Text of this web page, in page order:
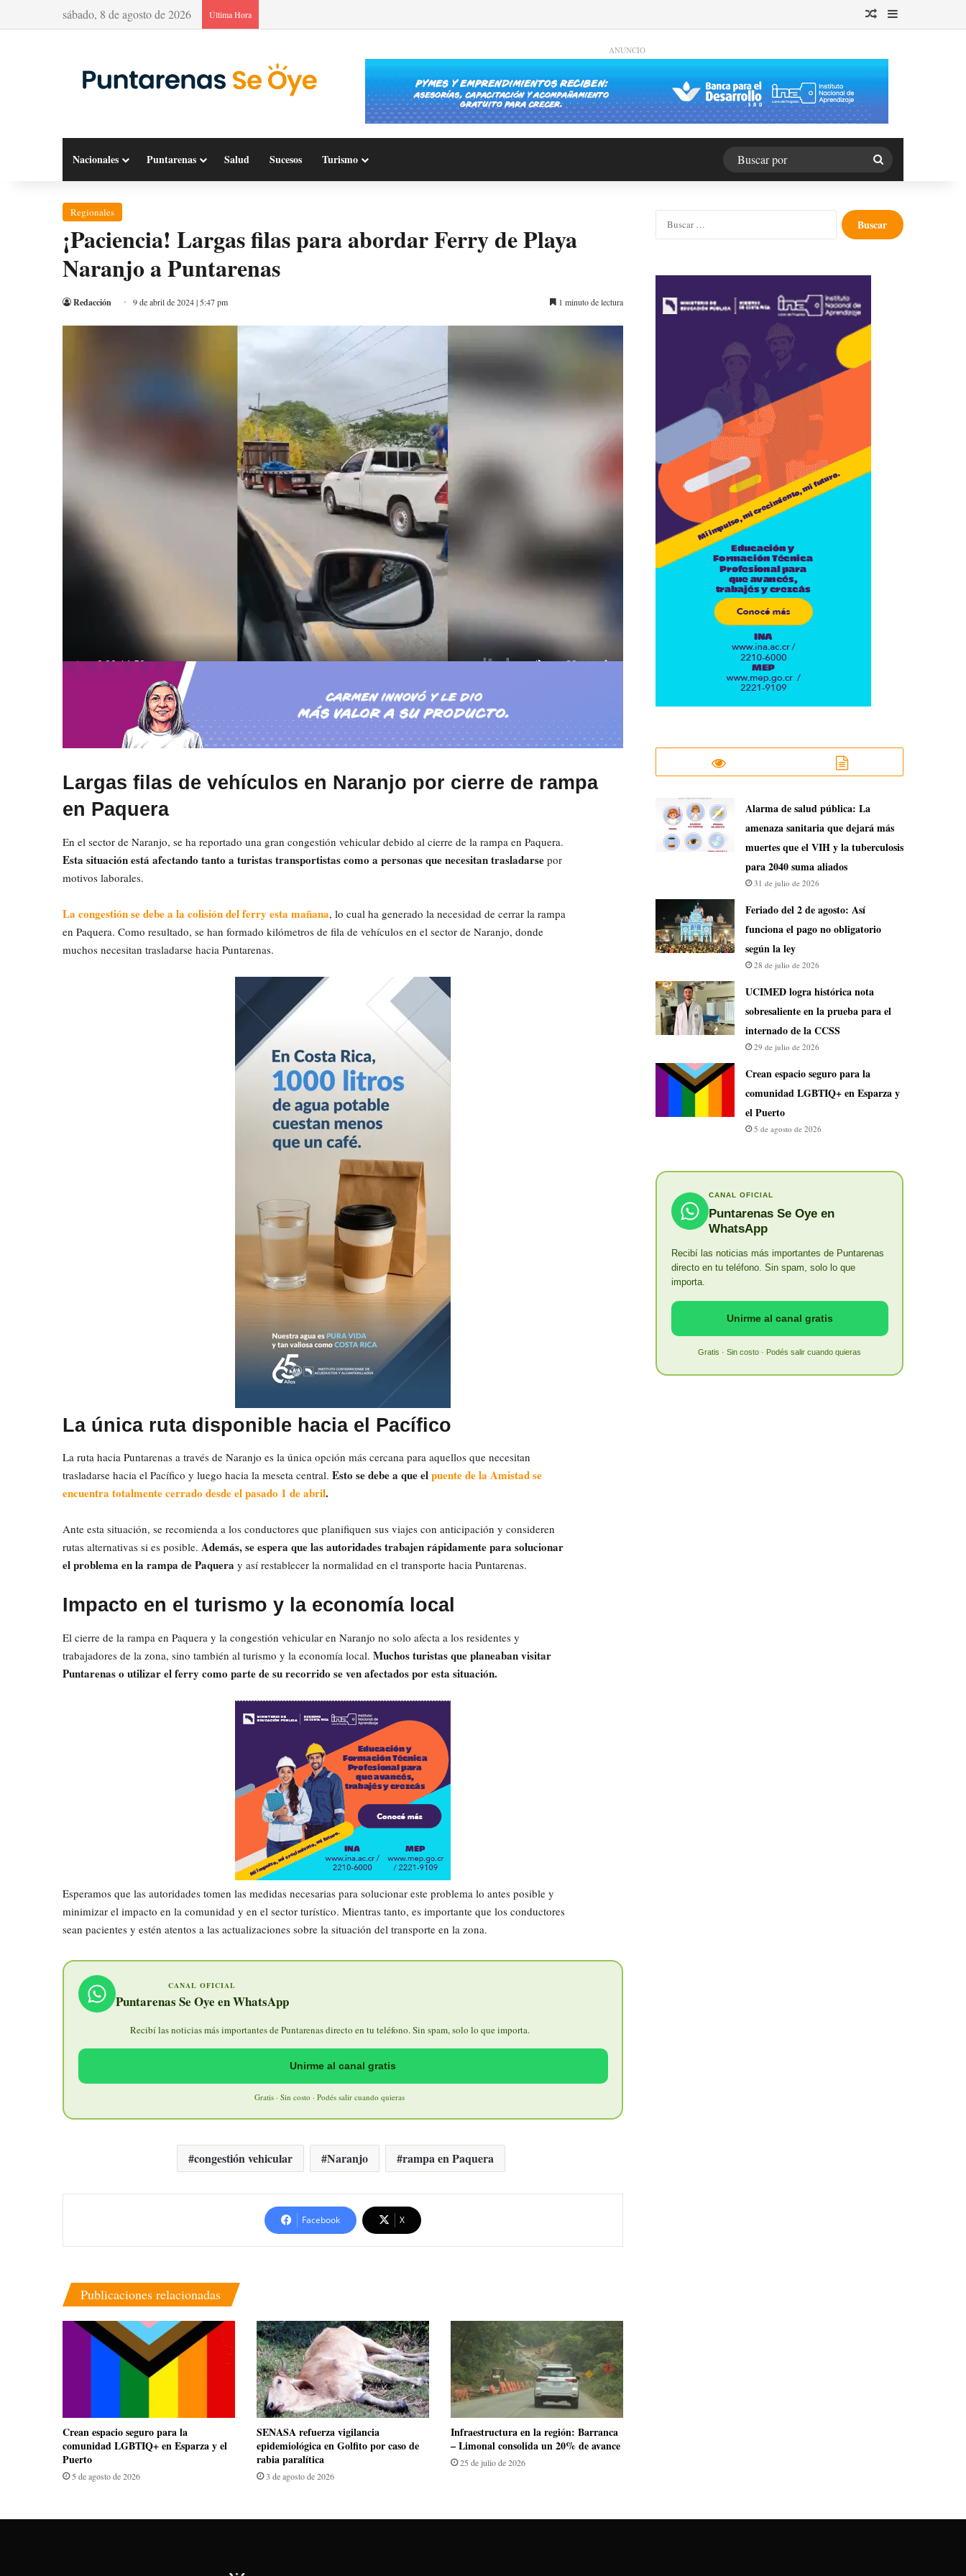
sábado, 8 de agosto de 2026 Última Hora Publicación al azar
Barra lateral
ANUNCIO
Nacionales Puntarenas Salud Sucesos Turismo
Buscar
por
Regionales
¡Paciencia! Largas filas para abordar Ferry de Playa
Naranjo a Puntarenas
Redacción 9 de abril de 2024 | 5:47 pm 1 minuto de lectura
Largas filas de vehículos en Naranjo por cierre de rampa
en Paquera
En el sector de Naranjo, se ha reportado una gran congestión vehicular debido al cierre de la rampa en Paquera.
Esta situación está afectando tanto a turistas transportistas como a personas que necesitan trasladarse por
motivos laborales.
La congestión se debe a la colisión del ferry esta mañana, lo cual ha generado la necesidad de cerrar la rampa
en Paquera. Como resultado, se han formado kilómetros de fila de vehículos en el sector de Naranjo, donde
muchos necesitan trasladarse hacia Puntarenas.
La única ruta disponible hacia el Pacífico
La ruta hacia Puntarenas a través de Naranjo es la única opción más cercana para aquellos que necesitan
trasladarse hacia el Pacífico y luego hacia la meseta central. Esto se debe a que elpuente de la Amistad se
encuentra totalmente cerrado desde el pasado 1 de abril.
Ante esta situación, se recomienda a los conductores que planifiquen sus viajes con anticipación y consideren
rutas alternativas si es posible. Además, se espera que las autoridades trabajen rápidamente para solucionar
el problema en la rampa de Paquera y así restablecer la normalidad en el transporte hacia Puntarenas.
Impacto en el turismo y la economía local
El cierre de la rampa en Paquera y la congestión vehicular en Naranjo no solo afecta a los residentes y
trabajadores de la zona, sino también al turismo y la economía local. Muchos turistas que planeaban visitar
Puntarenas o utilizar el ferry como parte de su recorrido se ven afectados por esta situación.
Esperamos que las autoridades tomen las medidas necesarias para solucionar este problema lo antes posible y
minimizar el impacto en la comunidad y en el sector turístico. Mientras tanto, es importante que los conductores
sean pacientes y estén atentos a las actualizaciones sobre la situación del transporte en la zona.
CANAL OFICIAL
Puntarenas Se Oye en WhatsApp
Recibí las noticias más importantes de Puntarenas directo en tu teléfono. Sin spam, solo lo que importa.
Unirme al canal gratis
Gratis · Sin costo · Podés salir cuando quieras
congestión vehicular Naranjo rampa en Paquera
Facebook X
Publicaciones relacionadas
Crean espacio seguro para la
comunidad LGBTIQ+ en Esparza y el
Puerto
5 de agosto de 2026
SENASA refuerza vigilancia
epidemiológica en Golfito por caso de
rabia paralítica
3 de agosto de 2026
Infraestructura en la región: Barranca
– Limonal consolida un 20% de avance
25 de julio de 2026
Buscar:
​Alarma de salud pública: La
amenaza sanitaria que dejará más
muertes que el VIH y la tuberculosis
para 2040 suma aliados
31 de julio de 2026
Feriado del 2 de agosto: Así
funciona el pago no obligatorio
según la ley
28 de julio de 2026
UCIMED logra histórica nota
sobresaliente en la prueba para el
internado de la CCSS
29 de julio de 2026
Crean espacio seguro para la
comunidad LGBTIQ+ en Esparza y
el Puerto
5 de agosto de 2026
CANAL OFICIAL
Puntarenas Se Oye en
WhatsApp
Recibí las noticias más importantes de Puntarenas
directo en tu teléfono. Sin spam, solo lo que
importa.
Unirme al canal gratis
Gratis · Sin costo · Podés salir cuando quieras